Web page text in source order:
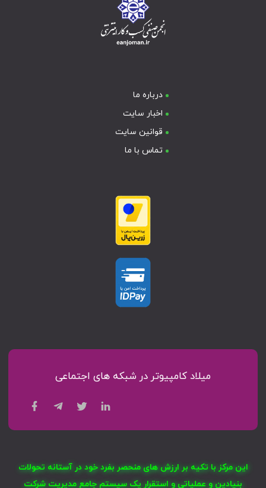
درباره ما
اخبار سایت
قوانین سایت
تماس با ما
میلاد کامپیوتر در شبکه های اجتماعی
این مرکز با تکیه بر ارزش های منحصر بفرد خود در آستانه تحولات
بنیادین و عملیاتی و استقرار یک سیستم جامع مدیریت شرکت